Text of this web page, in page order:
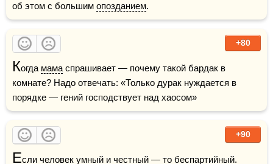
об этом с большим опозданием.
+80
Когда мама спрашивает — почему такой бардак в
комнате? Надо отвечать: «Только дурак нуждается в
порядке — гений господствует над хаосом»
+90
Если человек умный и честный — то беспартийный.